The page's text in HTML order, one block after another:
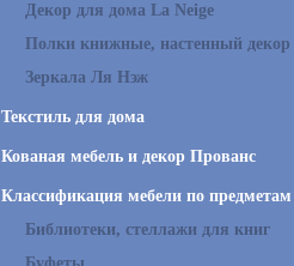
Декор для дома La Neige
Полки книжные, настенный декор
Зеркала Ля Нэж
Текстиль для дома
Кованая мебель и декор Прованс
Классификация мебели по предметам
Библиотеки, стеллажи для книг